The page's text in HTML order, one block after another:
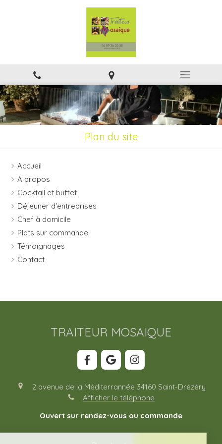
Plan du site
Accueil
A propos
Cocktail et buffet
Déjeuner d'entreprises
Chef à domicile
Plats sur commande
Témoignages
Contact
TRAITEUR MOSAIQUE
2 avenue de la Méditerrannée 34160 Saint-Drézéry
Afficher le téléphone
Ouvert sur rendez-vous ou commande